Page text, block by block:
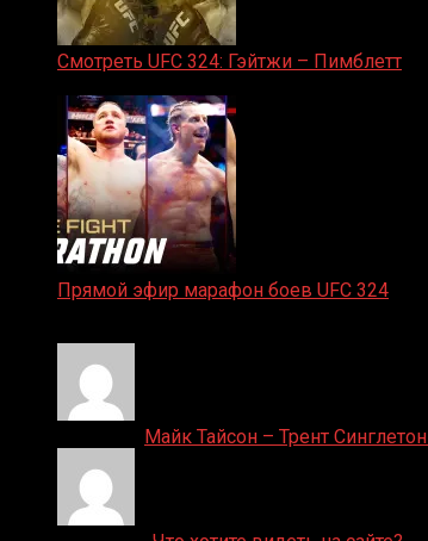
Смотреть UFC 324: Гэйтжи – Пимблетт
Прямой эфир марафон боев UFC 324
Майк Тайсон – Трент Синглетон